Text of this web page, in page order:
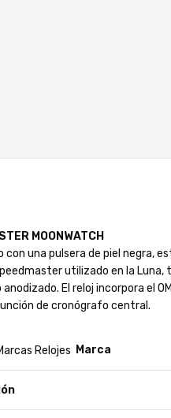
MOONWATCH
con una pulsera de piel negra,
utilizado en la Luna,
anodizado. El reloj incorpora el
de cronógrafo central.
Marca